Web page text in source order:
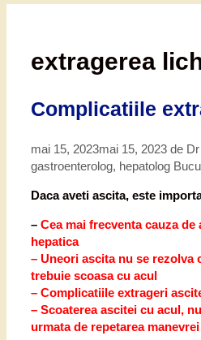
extragerea
Complicatiile
mai 15, 2023mai 15, 2023 de
gastroenterolog, hepatolog
Daca aveti ascita, este
– Cea mai frecventa cauza de
hepatica
– Uneori ascita nu se rezolva
trebuie scoasa cu acul
– Complicatiile extrageri
– Scoaterea ascitei cu acul,
urmata de repetarea manevrei